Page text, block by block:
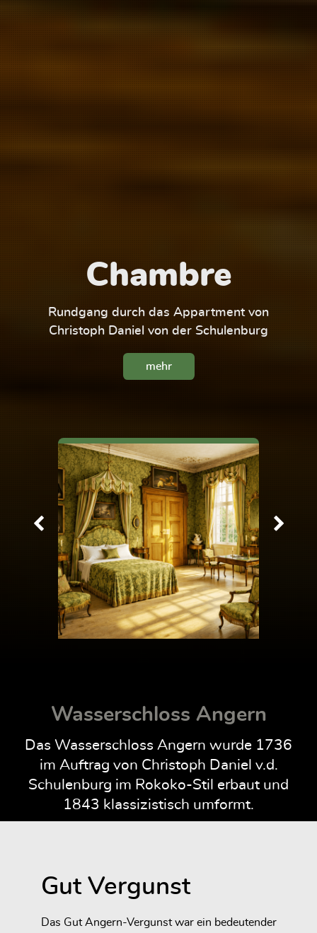
Chambre
Rundgang durch das Appartment von
Christoph Daniel von der Schulenburg
mehr
Wasserschloss Angern
Das Wasserschloss Angern wurde 1736
im Auftrag von Christoph Daniel v.d.
Schulenburg im Rokoko-Stil erbaut und
1843 klassizistisch umformt.
Gut Vergunst
Das Gut Angern-Vergunst war ein bedeutender